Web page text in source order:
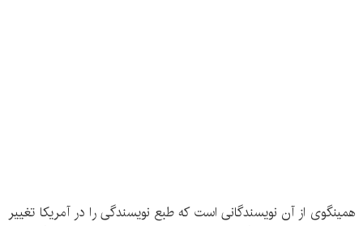
همینگوی از آن نویسندگانی است که طبع نویسندگی را در آمریکا تغییر